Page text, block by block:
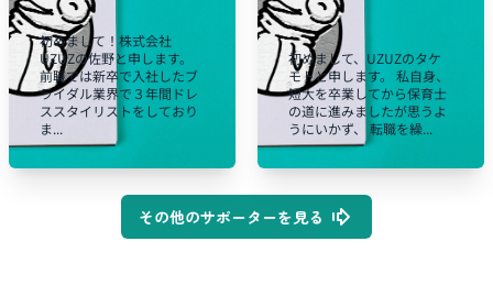
初めまして！株式会社
UZUZの佐野と申します。
前職では新卒で入社したブ
ライダル業界で３年間ドレ
ススタイリストをしており
ま...
初めまして、UZUZのタケ
モトと申します。 私自身、
短大を卒業してから保育士
の道に進みましたが思うよ
うにいかず、 転職を繰...
その他のサポーターを見る